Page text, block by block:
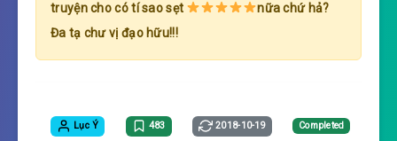
truyện cho có tí sao sẹt
nữa chứ hả?
Đa tạ chư vị đạo hữu!!!
Lục Ý 483 2018-10-19 Completed